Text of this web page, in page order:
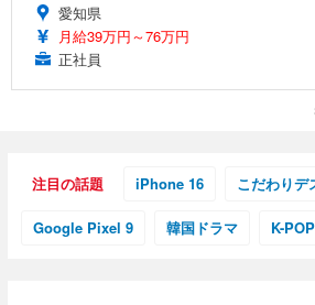
愛知県
月給39万円～76万円
正社員
注目の話題 iPhone 16 こだわりデ
Google Pixel 9 韓国ドラマ K-POP